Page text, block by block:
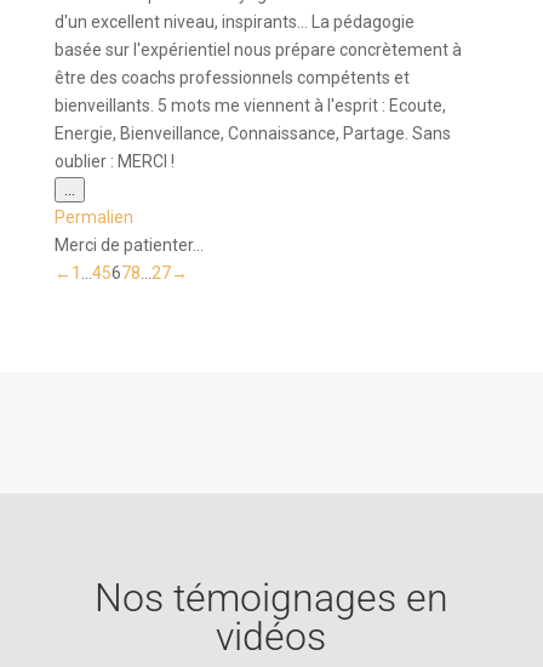
d'un excellent niveau, inspirants... La pédagogie
basée sur l'expérientiel nous prépare concrètement à
être des coachs professionnels compétents et
bienveillants. 5 mots me viennent à l'esprit : Ecoute,
Energie, Bienveillance, Connaissance, Partage. Sans
oublier : MERCI !
cette
boîte
méta.
Permalien
Merci de patienter...
Navigation
←1 45678 27→
Nos témoignages en
vidéos